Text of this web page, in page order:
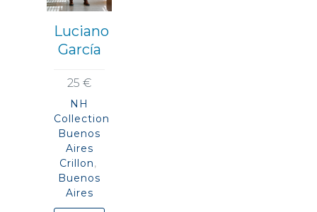
Luciano
García
25 €
NH
Collection
Buenos
Aires
Crillon
Buenos
Aires